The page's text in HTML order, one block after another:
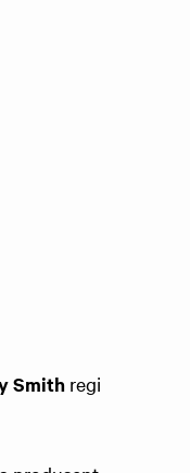
Smith regi